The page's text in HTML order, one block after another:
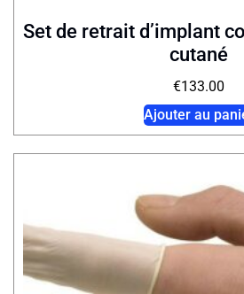
Set de retrait d’implant
cutané
€133.00
Ajouter au